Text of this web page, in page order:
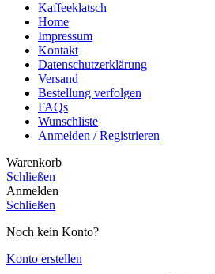
Kaffeeklatsch
Home
Impressum
Kontakt
Datenschutzerklärung
Versand
Bestellung verfolgen
FAQs
Wunschliste
Anmelden / Registrieren
Warenkorb
Schließen
Anmelden
Schließen
Noch kein Konto?
Konto erstellen